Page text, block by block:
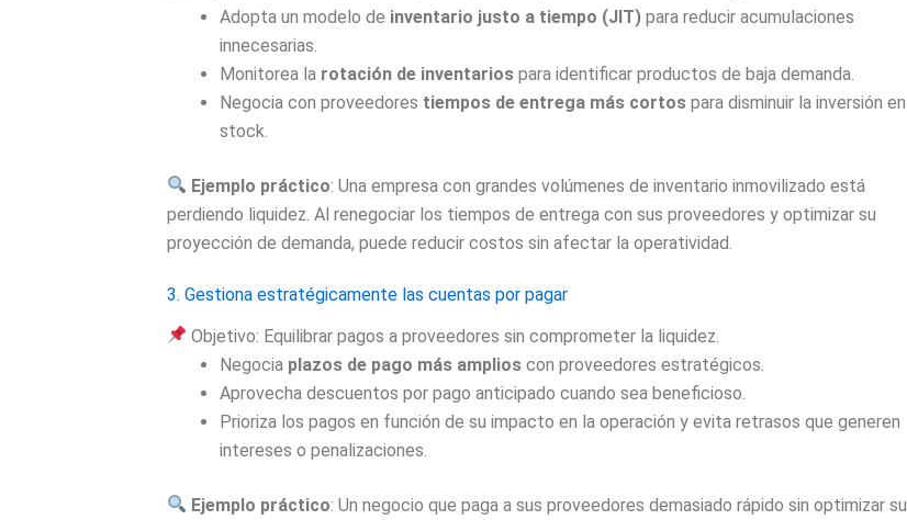
Adopta un modelo de inventario justo a tiempo (JIT) para reducir acumulaciones
innecesarias.
Monitorea la rotación de inventarios para identificar productos de baja demanda.
Negocia con proveedores tiempos de entrega más cortos para disminuir la inversión en
stock.
Ejemplo práctico: Una empresa con grandes volúmenes de inventario inmovilizado está
perdiendo liquidez. Al renegociar los tiempos de entrega con sus proveedores y optimizar su
proyección de demanda, puede reducir costos sin afectar la operatividad.
3. Gestiona estratégicamente las cuentas por pagar
Objetivo: Equilibrar pagos a proveedores sin comprometer la liquidez.
Negocia plazos de pago más amplios con proveedores estratégicos.
Aprovecha descuentos por pago anticipado cuando sea beneficioso.
Prioriza los pagos en función de su impacto en la operación y evita retrasos que generen
intereses o penalizaciones.
Ejemplo práctico: Un negocio que paga a sus proveedores demasiado rápido sin optimizar su